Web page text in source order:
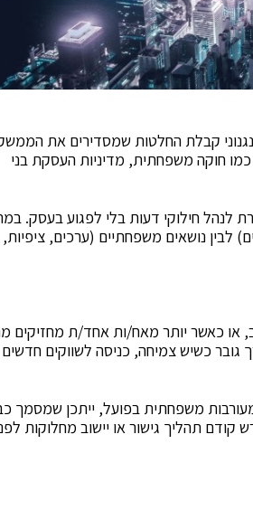
קבלת החלטות שמסדירים את הממשק
חוקה משפחתית, מדיניות העסקת בני
חילוקי דעות בלי לפגוע בעסק.
לבין נושאים משפחתיים (ערכים, ציפיות,
כאשר יותר מאח/ות אחד/ת מחזיקים
כשיש צמיחה, כניסה לשווקים חדשים
משפחתית בפועל, ייתכן שמסמך
קודם תהליך גישור או יישוב מחלוקות